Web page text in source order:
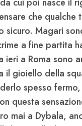
cui poi nasce il
che qualche
sicuro. Magari
a fine partita
a Roma sono
il gioiello della
spesso
questa
mai a Dybala,